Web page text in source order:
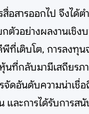
สื่อสารออกไป จึงได้
ตัวอย่างผลงานเชิง
ที่เติบโต, การลงทุน
นที่กลับมามีเสถียรภ
จัดอันดับความน่าเชื่อ
และการได้รับการสนั